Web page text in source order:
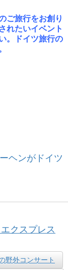
ご旅行をお創り
れたいイベント
。ドイツ旅行の
ヘンがドイツ
クスプレス
野外コンサート